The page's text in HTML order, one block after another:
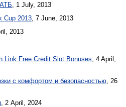
1 July, 2013
Cup 2013 7 June, 2013
2013
Link Free Credit Slot Bonuses , 4 April,
с комфортом и безопасностью , 26
, 2 April, 2024